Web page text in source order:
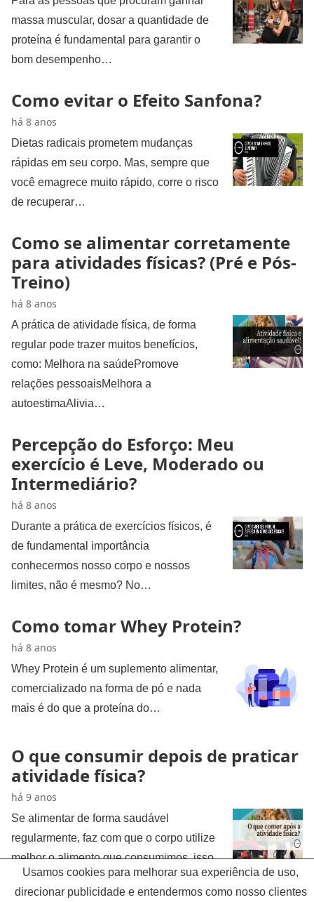
massa muscular, dosar a quantidade de
proteína é fundamental para garantir o
bom desempenho…
Como evitar o Efeito Sanfona?
há 8 anos
Dietas radicais prometem mudanças
rápidas em seu corpo. Mas, sempre que
você emagrece muito rápido, corre o risco
de recuperar…
Como se alimentar corretamente
para atividades físicas? (Pré e Pós-
Treino)
há 8 anos
A prática de atividade física, de forma
regular pode trazer muitos benefícios,
como: Melhora na saúdePromove
relações pessoaisMelhora a
autoestimaAlivia…
Percepção do Esforço: Meu
exercício é Leve, Moderado ou
Intermediário?
há 8 anos
Durante a prática de exercícios físicos, é
de fundamental importância
conhecermos nosso corpo e nossos
limites, não é mesmo? No…
Como tomar Whey Protein?
há 8 anos
Whey Protein é um suplemento alimentar,
comercializado na forma de pó e nada
mais é do que a proteína do…
O que consumir depois de praticar
atividade física?
há 9 anos
Se alimentar de forma saudável
regularmente, faz com que o corpo utilize
melhor o alimento que consumimos, isso
pode nos…
Usamos cookies para melhorar sua experiência de uso,
direcionar publicidade e entendermos como nosso clientes